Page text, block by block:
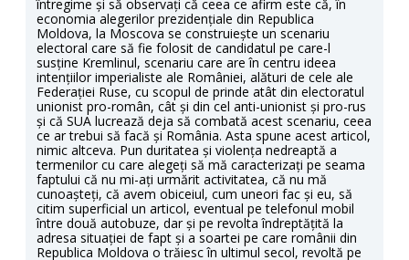
întregime și să observați că ceea ce afirm este că, în
economia alegerilor prezidențiale din Republica
Moldova, la Moscova se construiește un scenariu
electoral care să fie folosit de candidatul pe care-l
susține Kremlinul, scenariu care are în centru ideea
intențiilor imperialiste ale României, alături de cele ale
Federației Ruse, cu scopul de prinde atât din electoratul
unionist pro-român, cât și din cel anti-unionist și pro-rus
și că SUA lucrează deja să combată acest scenariu, ceea
ce ar trebui să facă și România. Asta spune acest articol,
nimic altceva. Pun duritatea și violența nedreaptă a
termenilor cu care alegeți să mă caracterizați pe seama
faptului că nu mi-ați urmărit activitatea, că nu mă
cunoașteți, că avem obiceiul, cum uneori fac și eu, să
citim superficial un articol, eventual pe telefonul mobil
între două autobuze, dar și pe revolta îndreptățită la
adresa situației de fapt și a soartei pe care românii din
Republica Moldova o trăiesc în ultimul secol, revoltă pe